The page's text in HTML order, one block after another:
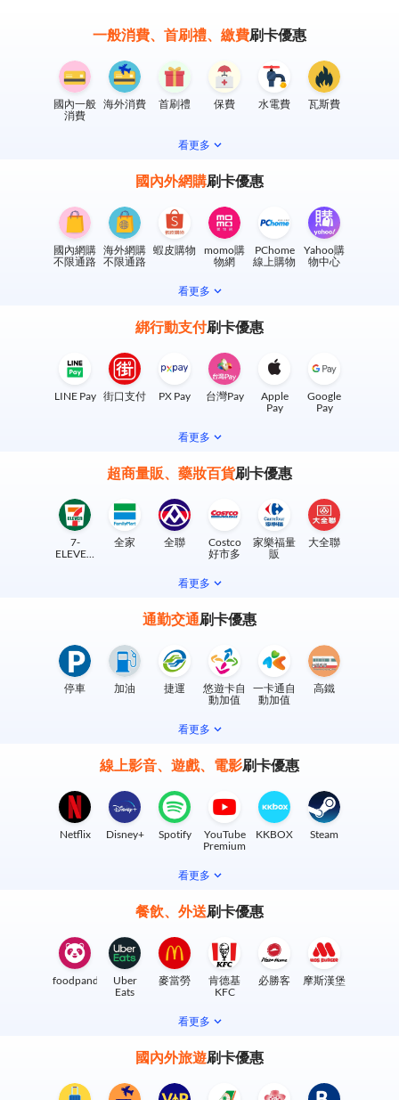
一般消費、首刷禮、繳費刷卡優惠
國內一般
消費
海外消費 首刷禮 保費 水電費 瓦斯費
看更多
國內外網購刷卡優惠
國內網購
不限通路
海外網購
不限通路
蝦皮購物
momo購
物網
PChome
線上購物
Yahoo購
物中心
看更多
綁行動支付刷卡優惠
LINE Pay 街口支付 PX Pay 台灣Pay
Apple
Pay
Google
Pay
看更多
超商量販、藥妝百貨刷卡優惠
7-
ELEVEN
全家 全聯
Costco
好市多
家樂福量
販
大全聯
看更多
通勤交通刷卡優惠
停車 加油 捷運
悠遊卡自
動加值
一卡通自
動加值
高鐵
看更多
線上影音、遊戲、電影刷卡優惠
Netflix Disney+ Spotify
YouTube
Premium
KKBOX Steam
看更多
餐飲、外送刷卡優惠
foodpanda
Uber
Eats
麥當勞
肯德基
KFC
必勝客 摩斯漢堡
看更多
國內外旅遊刷卡優惠